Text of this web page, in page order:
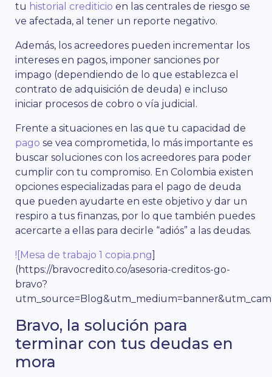
tu historial crediticio en las centrales de riesgo se
ve afectada, al tener un reporte negativo.
Además, los acreedores pueden incrementar los
intereses en pagos, imponer sanciones por
impago (dependiendo de lo que establezca el
contrato de adquisición de deuda) e incluso
iniciar procesos de cobro o vía judicial.
Frente a situaciones en las que tu capacidad de
pago se vea comprometida, lo más importante es
buscar soluciones con los acreedores para poder
cumplir con tu compromiso. En Colombia existen
opciones especializadas para el pago de deuda
que pueden ayudarte en este objetivo y dar un
respiro a tus finanzas, por lo que también puedes
acercarte a ellas para decirle “adiós” a las deudas.
![Mesa de trabajo 1 copia.png]
(https://bravocredito.co/asesoria-creditos-go-
bravo?
Bravo, la solución para
terminar con tus deudas en
mora